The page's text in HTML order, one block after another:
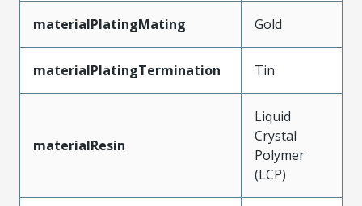
materialPlatingMating Gold
materialPlatingTermination Tin
materialResin
Liquid
Crystal
Polymer
(LCP)